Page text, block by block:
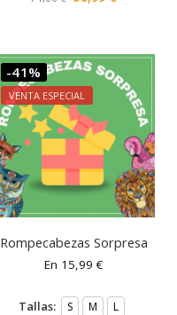
-41%
VENTA ESPECIAL
Rompecabezas Sorpresa
En 15,99€
Tallas: S M L